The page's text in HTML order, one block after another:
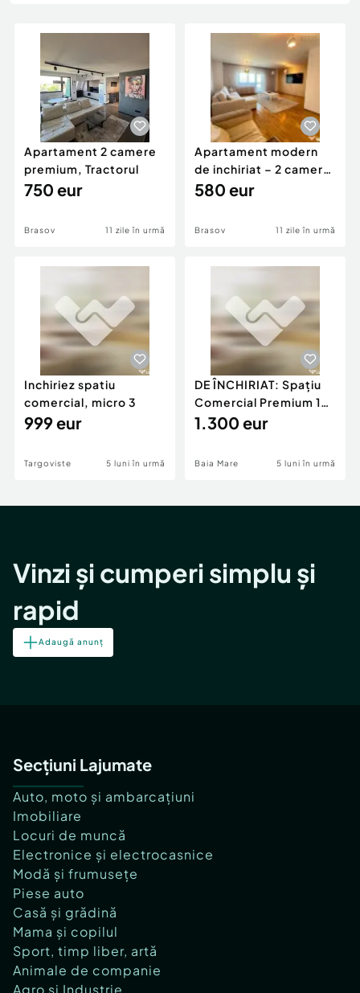
Afaceri și echipamente profesionale
Inchiriere Bunuri si Vehicule
Piese auto si accesorii
Dacia Duster
Apartament 2 camere
premium, Tractorul
750 eur
Brasov 11 zile în urmă
Apartament modern
de inchiriat – 2 camere,
Privilegio B...
580 eur
Brasov 11 zile în urmă
Inchiriez spatiu
comercial, micro 3
999 eur
Targoviste 5 luni în urmă
DE ÎNCHIRIAT: Spațiu
Comercial Premium 146
mp – Vizibili
1.300 eur
Baia Mare 5 luni în urmă
Vinzi și cumperi simplu și
rapid
Adaugă anunț
Secțiuni Lajumate
Auto, moto și ambarcațiuni
Imobiliare
Locuri de muncă
Electronice și electrocasnice
Modă și frumusețe
Piese auto
Casă și grădină
Mama și copilul
Sport, timp liber, artă
Animale de companie
Agro și Industrie